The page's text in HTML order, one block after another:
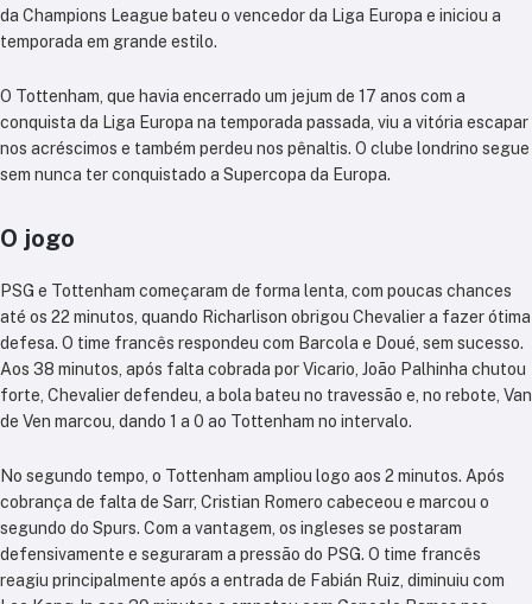
da Champions League bateu o vencedor da Liga Europa e iniciou a
temporada em grande estilo.
O Tottenham, que havia encerrado um jejum de 17 anos com a
conquista da Liga Europa na temporada passada, viu a vitória escapar
nos acréscimos e também perdeu nos pênaltis. O clube londrino segue
sem nunca ter conquistado a Supercopa da Europa.
O jogo
PSG e Tottenham começaram de forma lenta, com poucas chances
até os 22 minutos, quando Richarlison obrigou Chevalier a fazer ótima
defesa. O time francês respondeu com Barcola e Doué, sem sucesso.
Aos 38 minutos, após falta cobrada por Vicario, João Palhinha chutou
forte, Chevalier defendeu, a bola bateu no travessão e, no rebote, Van
de Ven marcou, dando 1 a 0 ao Tottenham no intervalo.
No segundo tempo, o Tottenham ampliou logo aos 2 minutos. Após
cobrança de falta de Sarr, Cristian Romero cabeceou e marcou o
segundo do Spurs. Com a vantagem, os ingleses se postaram
defensivamente e seguraram a pressão do PSG. O time francês
reagiu principalmente após a entrada de Fabián Ruiz, diminuiu com